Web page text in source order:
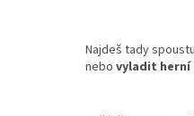
Najdeš tady
nebo vyladit herní